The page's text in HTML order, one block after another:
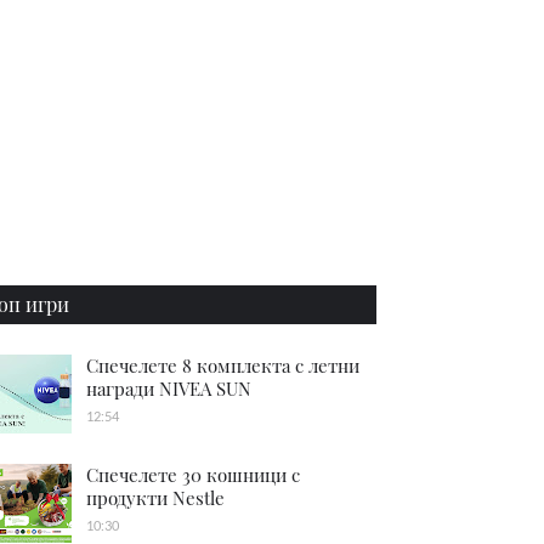
игри
Спечелете 8 комплекта с летни
награди NIVEA SUN
12:54
Спечелете 30 кошници с
продукти Nestle
10:30